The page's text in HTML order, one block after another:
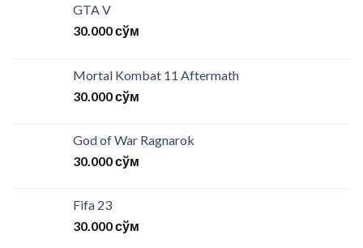
GTA V
30.000сўм
Mortal Kombat 11 Aftermath
30.000сўм
God of War Ragnarok
30.000сўм
Fifa 23
30.000сўм